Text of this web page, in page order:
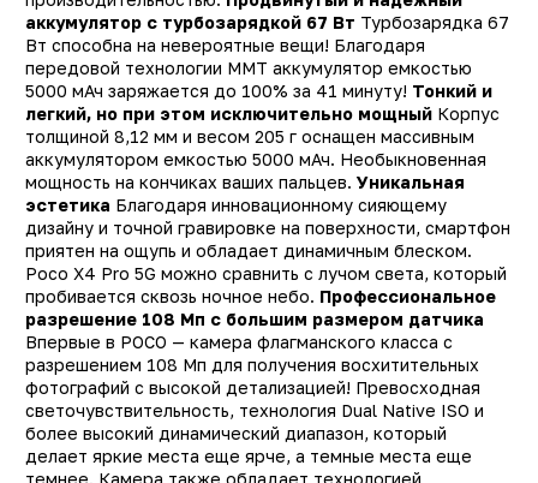
аккумулятор с турбозарядкой 67 Вт Турбозарядка 67
Вт способна на невероятные вещи! Благодаря
передовой технологии MMT аккумулятор емкостью
5000 мАч заряжается до 100% за 41 минуту! Тонкий и
легкий, но при этом исключительно мощный Корпус
толщиной 8,12 мм и весом 205 г оснащен массивным
аккумулятором емкостью 5000 мАч. Необыкновенная
мощность на кончиках ваших пальцев. Уникальная
эстетика Благодаря инновационному сияющему
дизайну и точной гравировке на поверхности, смартфон
приятен на ощупь и обладает динамичным блеском.
Poco X4 Pro 5G можно сравнить с лучом света, который
пробивается сквозь ночное небо. Профессиональное
разрешение 108 Мп с большим размером датчика
Впервые в POCO — камера флагманского класса с
разрешением 108 Мп для получения восхитительных
фотографий с высокой детализацией! Превосходная
светочувствительность, технология Dual Native ISO и
более высокий динамический диапазон, который
делает яркие места еще ярче, а темные места еще
темнее. Камера также обладает технологией
отпечатка пальца
разъема для зарядки
аккумулятора
5000
экрана (Дюйм)
экрана
GPS, ГЛОНАСС,
A-GPS,
сим-карты
ID (Распознавание
гироскоп,